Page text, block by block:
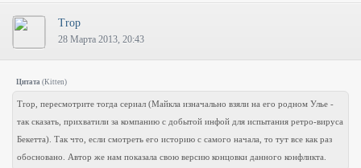
Trop
28 Марта 2013, 20:43
Цитата (Kitten)
Trop, пересмотрите тогда сериал (Майкла изначально взяли на его родном Улье -
так сказать, прихватили за компанию с добытой инфой для испытания ретро-вируса
Бекетта). Так что, если смотреть его историю с самого начала, то тут все как раз
обосновано. Автор же нам показала свою версию концовки данного конфликта.